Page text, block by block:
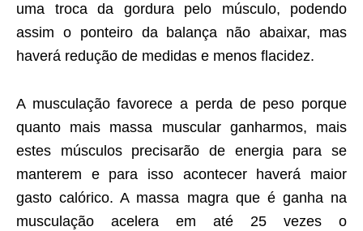
uma troca da gordura pelo músculo, podendo
assim o ponteiro da balança não abaixar, mas
haverá redução de medidas e menos flacidez.
A musculação favorece a perda de peso porque
quanto mais massa muscular ganharmos, mais
estes músculos precisarão de energia para se
manterem e para isso acontecer haverá maior
gasto calórico. A massa magra que é ganha na
musculação acelera em até 25 vezes o